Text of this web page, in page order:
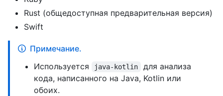
Rust (общедоступная предварительная версия)
Swift
Примечание.
Используется
java-kotlin
для анализа
кода, написанного на Java, Kotlin или
обоих.